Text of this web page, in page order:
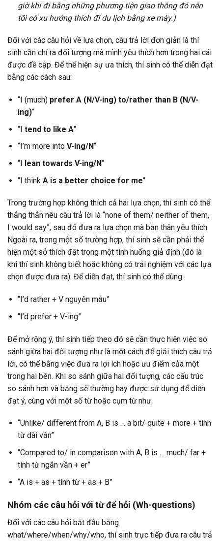
giờ khi đi bằng những phương tiện giao thông đó nên
tôi có xu hướng thích đi du lịch bằng xe máy.)
Đối với các câu hỏi về lựa chọn, câu trả lời đơn giản là thí
sinh cần chỉ ra đối tượng mà mình yêu thích hơn trong hai cái
được đề cập. Để thể hiện sự ưa thích, thí sinh có thể diễn đạt
bằng các cách sau:
“I (much) prefer A (N/V-ing) to/rather than B (N/V-
ing)“
“I tend to like A“
“I’m more into V-ing/N“
“I lean towards V-ing/N“
“I think A is a better choice for me“
Trong trường hợp không thích cả hai lựa chọn, thí sinh có thể
thẳng thắn nêu câu trả lời là “none of them/ neither of them,
I would say”, sau đó đưa ra lựa chọn mà bản thân yêu thích.
Ngoài ra, trong một số trường hợp, thí sinh sẽ cần phải thể
hiện một sở thích đặt trong một tình huống giả định (đó là
khi thí sinh không biết hoặc không có trải nghiệm với các lựa
chọn được đưa ra). Để diễn đạt, thí sinh có thể dùng:
“I’d rather + V nguyên mẫu”
“I’d prefer + V-ing”
Để mở rộng ý, thí sinh tiếp theo đó sẽ cần thực hiện việc so
sánh giữa hai đối tượng như là một cách để giải thích câu trả
lời, có thể bằng việc đưa ra lợi ích hoặc ưu điểm của một
trong hai bên. Khi so sánh giữa hai đối tượng, các cấu trúc
so sánh hơn và bằng sẽ thường hay được sử dụng để diễn
đạt ý, cùng với một số từ hoặc cụm từ như:
“Unlike/ different from A, B is … a bit/ quite + more + tính
từ dài vần”
“Compared to/ in comparison with A, B is … much/ far +
tính từ ngắn vần + er”
“A is + as + tính từ + as + B”
Nhóm các câu hỏi với từ để hỏi (Wh-questions)
Đối với các câu hỏi bắt đầu bằng
what/where/when/why/who, thí sinh trực tiếp đưa ra câu trả